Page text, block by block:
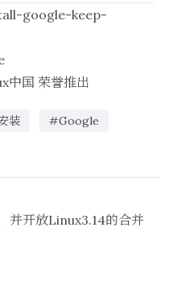
google-keep-
中国 荣誉推出
装
#Google
并开放Linux3.14的合并